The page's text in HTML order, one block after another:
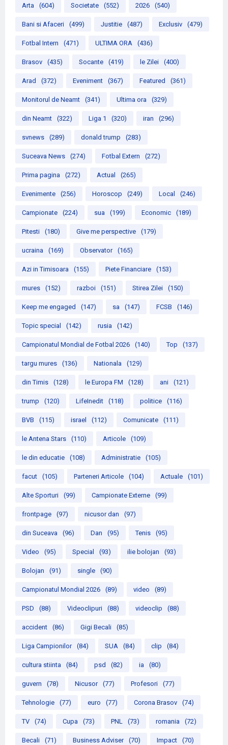
Arta (604) Societate (552) 2026 (540)
Bani si Afaceri (499) Justitie (487) Exclusiv (479)
Fotbal Intern (471) ULTIMA ORA (436)
Brasov (435) Socante (419) le Zilei (400)
Arad (372) Eveniment (367) Featured (361)
Monitorul de Neamt (341) Ultima ora (329)
din Neamt (322) Liga 1 (320) iran (296)
svnews (289) donald trump (283)
Suceava News (274) Fotbal Extern (272)
Prima pagina (272) Actual (265)
Evenimente (256) Horoscop (249) Local (246)
Campionate (224) sua (199) Economic (189)
Pitesti (180) Give me perspective (179)
ucraina (169) Observator (165)
Azi in Timisoara (155) Piete Financiare (153)
mures (152) razboi (151) Stirea Zilei (150)
Keep me engaged (147) sa (147) FCSB (146)
Topic special (142) rusia (142)
Campionatul Mondial de Fotbal 2026 (140) Top (137)
targu mures (136) Nationala (129)
din Timis (128) le Europa FM (128) ani (121)
trump (120) LifeInedit (118) politice (116)
BVB (115) israel (112) Comunicate (111)
le Antena Stars (110) Articole (109)
le din educatie (108) Administratie (105)
facut (105) Parteneri Articole (104) Actuale (101)
Alte Sporturi (99) Campionate Externe (99)
frontpage (97) nicusor dan (97)
din Suceava (96) Dan (95) Tenis (95)
Video (95) Special (93) ilie bolojan (93)
Bolojan (91) single (90)
Campionatul Mondial 2026 (89) video (89)
PSD (88) Videoclipuri (88) videoclip (88)
accident (86) Gigi Becali (85)
Liga Campionilor (84) SUA (84) clip (84)
cultura stiinta (84) psd (82) ia (80)
guvern (78) Nicusor (77) Profesori (77)
Tehnologie (77) euro (77) Corona Brasov (74)
TV (74) Cupa (73) PNL (73) romania (72)
Becali (71) Business Adviser (70) Impact (70)